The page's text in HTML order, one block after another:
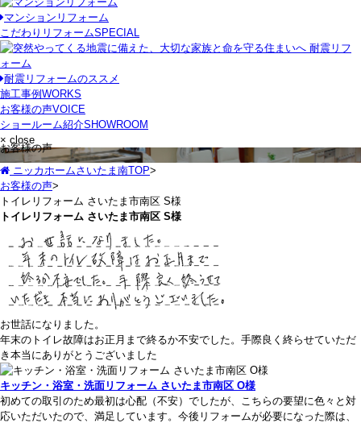
マンションリフォーム
こだわりリフォームSPECIAL
耐震リフォームのススメ
施工事例 WORKS
お客様の声VOICE
ショールーム紹介SHOWROOM
× close
お客様の声
ニッカホームさいたま南TOP>
お客様の声>
トイレリフォーム さいたま市南区 S様
トイレリフォーム さいたま市南区 S様
お世話になりました。
年末のトイレ故障はお正月まで終るか不安でした。手際良く終らせていただ
き本当にありがとうございました
キッチン・浴室・洗面リフォーム さいたま市南区 O様
初めての取引のため最初は心配（不安）でしたが、こちらの要望に色々と対
応いただいたので、満足しています。今後リフォームが必要になった際は、